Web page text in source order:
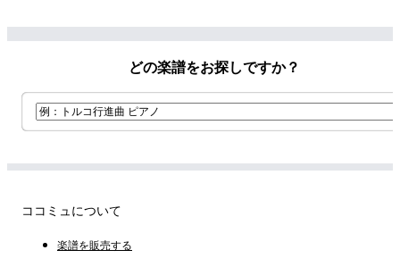
どの楽譜をお探しですか？
ココミュについて
楽譜を販売する